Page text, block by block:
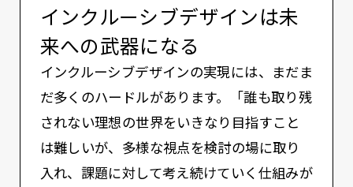
インクルーシブデザインは未
来への武器になる
インクルーシブデザインの実現には、まだま
だ多くのハードルがあります。「誰も取り残
されない理想の世界をいきなり目指すこと
は難しいが、多様な視点を検討の場に取り
入れ、課題に対して考え続けていく仕組みが